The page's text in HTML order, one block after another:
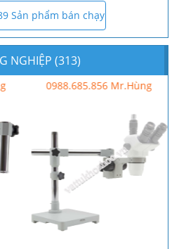
Sản phẩm bán chạy
NGHIỆP (313)
0988.685.856 Mr.Hùng